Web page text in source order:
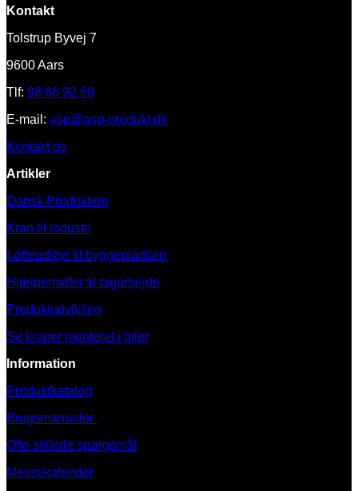
Kontakt
Tolstrup Byvej 7
9600 Aars
Tlf: 98 66 92 69
E-mail: asp@asp-produkt.dk
Kontakt os
Artikler
Dansk Produktion
Kran til industri
Løfteudstyr til byggepladsen
Hjælpemidler til tagarbejde
Produktudvikling
Se kraner monteret i biler
Information
Produktkatalog
Brugsmanualer
Ofte stillede spørgsmål
Messekalender